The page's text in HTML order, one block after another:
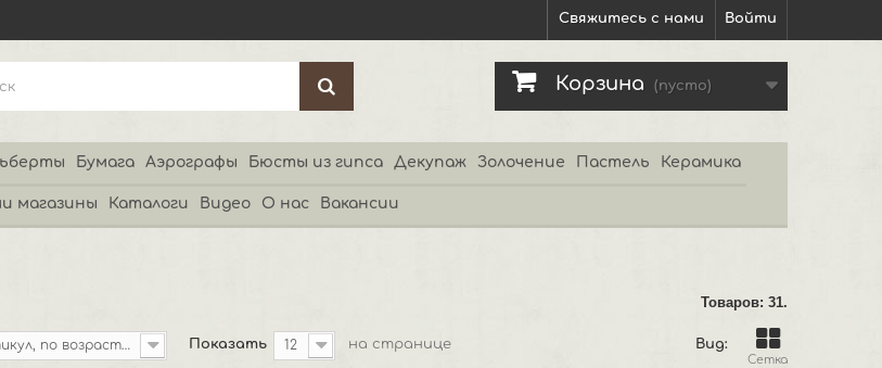
Войти
Свяжитесь с нами
Корзина (пусто)
Бумага Аэрографы Бюсты из гипса Декупаж Золочение Пастель Керамика
магазины Каталоги Видео О нас Вакансии
Товаров: 31.
Вид:
Сетка
Артикул, по возрастанию Показать 12 на странице